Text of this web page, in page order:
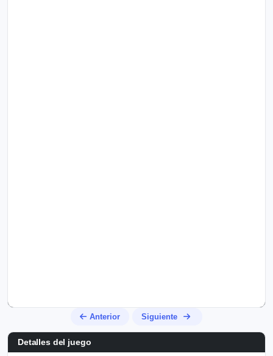
Anterior Siguiente
Detalles del juego